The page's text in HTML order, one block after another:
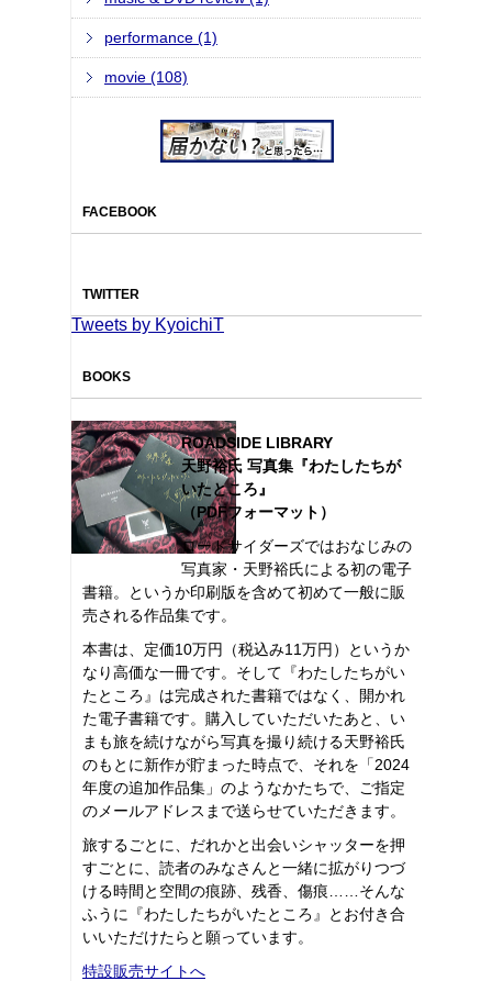
performance (1)
movie (108)
FACEBOOK
TWITTER
Tweets by KyoichiT
BOOKS
ROADSIDE LIBRARY
天野裕氏 写真集『わたしたちが
いたところ』
（PDFフォーマット）
ロードサイダーズではおなじみの
写真家・天野裕氏による初の電子
書籍。というか印刷版を含めて初めて一般に販
売される作品集です。
本書は、定価10万円（税込み11万円）というか
なり高価な一冊です。そして『わたしたちがい
たところ』は完成された書籍ではなく、開かれ
た電子書籍です。購入していただいたあと、い
まも旅を続けながら写真を撮り続ける天野裕氏
のもとに新作が貯まった時点で、それを「2024
年度の追加作品集」のようなかたちで、ご指定
のメールアドレスまで送らせていただきます。
旅するごとに、だれかと出会いシャッターを押
すごとに、読者のみなさんと一緒に拡がりつづ
ける時間と空間の痕跡、残香、傷痕……そんな
ふうに『わたしたちがいたところ』とお付き合
いいただけたらと願っています。
特設販売サイトへ